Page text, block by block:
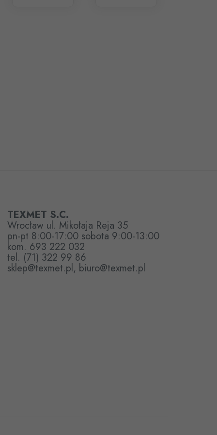
TEXMET S.C.
Wrocław ul. Mikołaja Reja 35
pn-pt 8:00-17:00 sobota 9:00-13:00
kom. 693 222 032
tel. (71) 322 99 86
sklep@texmet.pl, biuro@texmet.pl